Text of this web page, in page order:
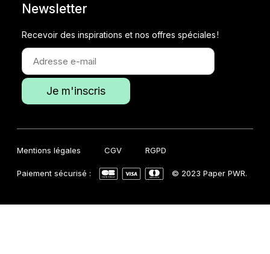
Newsletter
Recevoir des inspirations et nos offres spéciales !
Mentions légales CGV RGPD
Paiement sécurisé : © 2023 Paper PWR.